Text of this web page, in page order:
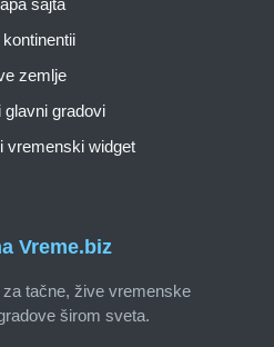
Vreme.biz
tačne, žive vremenske
širom sveta.
kontinentii
zemlje
glavni gradovi
vremenski widget